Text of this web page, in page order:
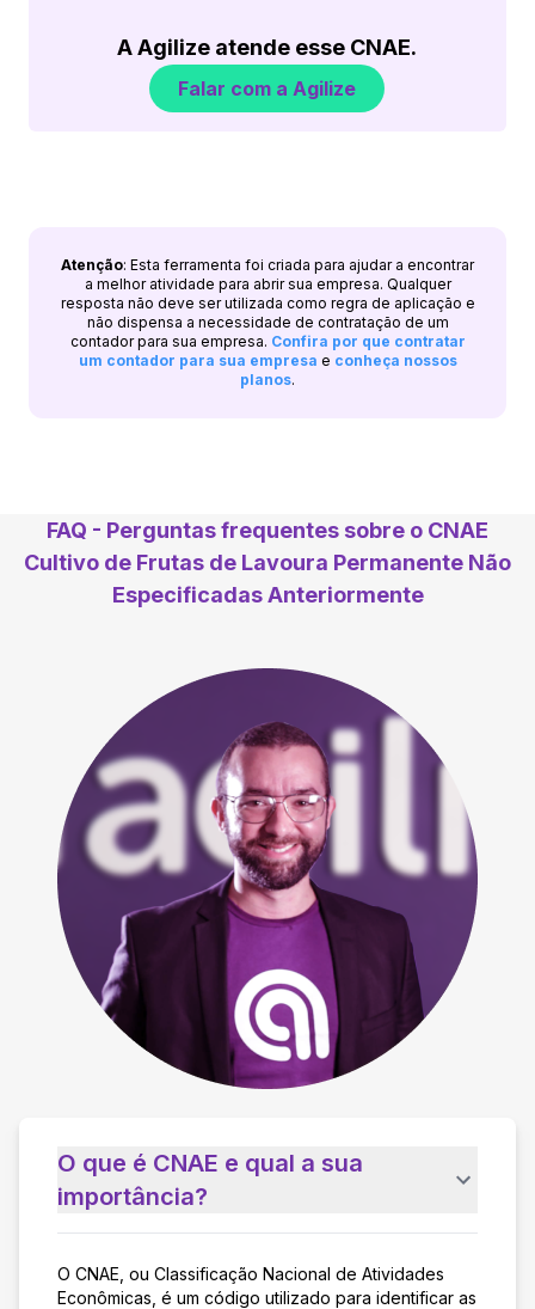
A Agilize atende esse CNAE.
Falar com a Agilize
Atenção: Esta ferramenta foi criada para ajudar a encontrar
a melhor atividade para abrir sua empresa. Qualquer
resposta não deve ser utilizada como regra de aplicação e
não dispensa a necessidade de contratação de um
contador para sua empresa. Confira por que contratar
um contador para sua empresa e conheça nossos
planos.
FAQ - Perguntas frequentes sobre o CNAE
Cultivo de Frutas de Lavoura Permanente Não
Especificadas Anteriormente
O que é CNAE e qual a sua
importância?
O CNAE, ou Classificação Nacional de Atividades
Econômicas, é um código utilizado para identificar as